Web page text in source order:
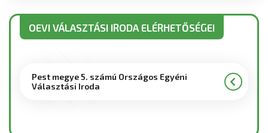
OEVI VÁLASZTÁSI IRODA ELÉRHETŐSÉGEI
Pest megye 5. számú Országos Egyéni
Választási Iroda